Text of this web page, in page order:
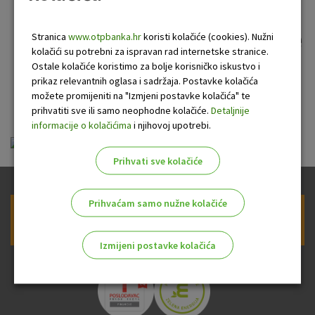
EFTPOS terminale i druge
uređaje OTP banke d.d.
na prodajnim mjestima
opci_uvjeti_pos_122015.pdf
Prijava na newsletter OTP banke
Stranica www.otpbanka.hrkoristi kolačiće (cookies). Nužni
kolačići su potrebni za ispravan rad internetske stranice.
Ostale kolačiće koristimo za bolje korisničko iskustvo i
prikaz relevantnih oglasa i sadržaja. Postavke kolačića
možete promijeniti na "Izmjeni postavke kolačića" te
prihvatiti sve ili samo neophodne kolačiće. Detaljnije
informacije o kolačićima i njihovoj upotrebi.
Prihvati sve kolačiće
Prihvaćam samo nužne kolačiće
Izmijeni postavke kolačića